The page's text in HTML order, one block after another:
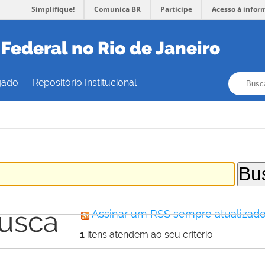
Simplifique! Comunica BR Participe Acesso à
no Rio de Janeiro
Repositório Institucional
Assinar um RSS sempre
1itens atendem ao seu critério.